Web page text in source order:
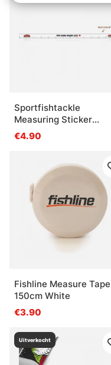
Sportfishtackle
Measuring Sticker
Transparent - 136x5cm
€4.90
Fishline Measure Tape
150cm White
€3.90
Uitverkocht